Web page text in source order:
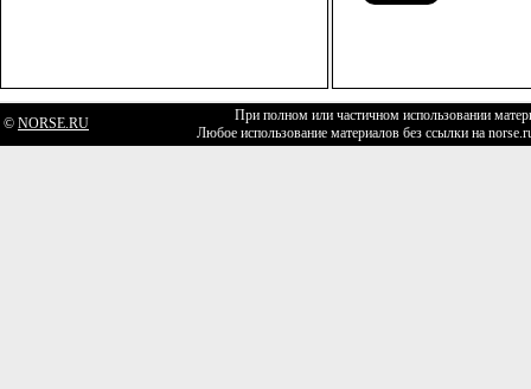
© NORSE.RU
При полном или частичном использовании
Любое использование материалов без ссылки на